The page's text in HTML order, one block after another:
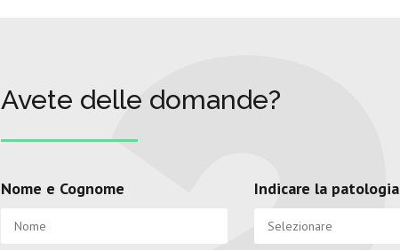
Avete delle domande?
Nome e Cognome Indicare la patologia